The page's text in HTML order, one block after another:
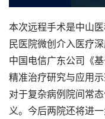
本次远程手术是中山
民医院微创介入医疗
中国电信广东公司《
精准治疗研究与应用
对于复杂病例院间常
义。今后两院还将进